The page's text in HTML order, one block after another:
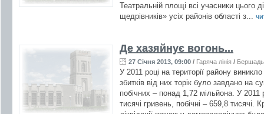
Театральній площі всі учасники цього
щедрівників» усіх районів області з...
Де хазяйнує вогонь...
27 Січня 2013, 09:00 / Гаряча лінія / Бершадь
У 2011 році на території району
збитків від них торік було завдано на
побічних – понад 1,72 мільйона. У 2011
тисячі гривень, побічні – 659,8 тисячі.